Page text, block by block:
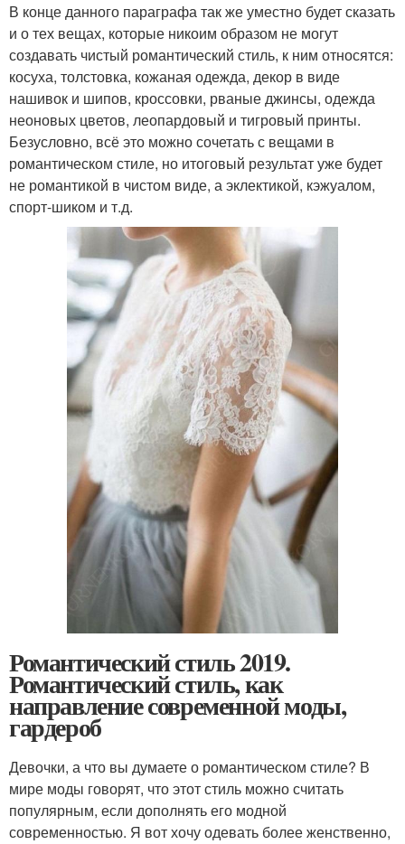
В конце данного параграфа так же уместно будет сказать
и о тех вещах, которые никоим образом не могут
создавать чистый романтический стиль, к ним относятся:
косуха, толстовка, кожаная одежда, декор в виде
нашивок и шипов, кроссовки, рваные джинсы, одежда
неоновых цветов, леопардовый и тигровый принты.
Безусловно, всё это можно сочетать с вещами в
романтическом стиле, но итоговый результат уже будет
не романтикой в чистом виде, а эклектикой, кэжуалом,
спорт-шиком и т.д.
Романтический стиль 2019.
Романтический стиль, как
направление современной моды,
гардероб
Девочки, а что вы думаете о романтическом стиле? В
мире моды говорят, что этот стиль можно считать
популярным, если дополнять его модной
современностью. Я вот хочу одевать более женственно,